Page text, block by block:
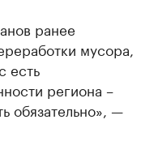
ранее
мусора,
есть
региона –
обязательно», —